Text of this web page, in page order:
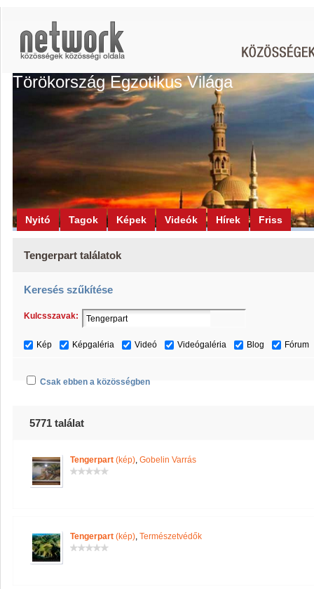
Törökország Egzotikus Világa
Nyitó Tagok Képek Videók Hírek Friss
Tengerpart találatok
Keresés szűkítése
Kulcsszavak:
Kép Képgaléria Videó Videógaléria Blog Fórum
Csak ebben a közösségben
5771 találat
Tengerpart (kép), Gobelin Varrás
Tengerpart (kép), Természetvédők